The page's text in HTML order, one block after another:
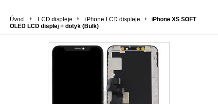
Úvod LCD displeje iPhone LCD displeje
iPhone XS SOFT
OLED LCD displej + dotyk (Bulk)